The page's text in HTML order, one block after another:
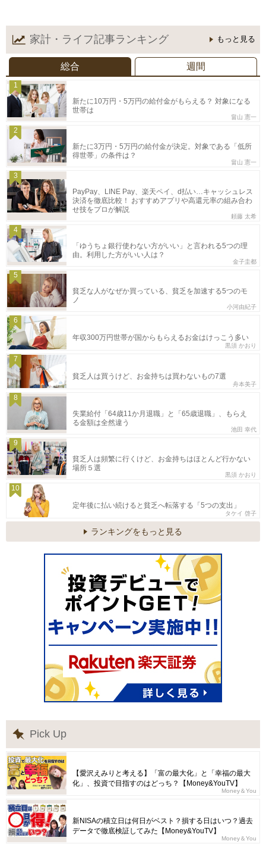
家計・ライフ記事ランキング もっと見る
総合 週間
1
新たに10万円・5万円の給付金がもらえる？ 対象になる
世帯は
畠山 憲一
2
新たに3万円・5万円の給付金が決定。対象である「低所
得世帯」の条件は？
畠山 憲一
3
PayPay、LINE Pay、楽天ペイ、d払い…キャッシュレス
決済を徹底比較！ おすすめアプリや高還元率の組み合わ
せ技をプロが解説
頼藤 太希
4
「ゆうちょ銀行使わない方がいい」と言われる5つの理
由。利用した方がいい人は？
金子圭都
5
貧乏な人がなぜか買っている、貧乏を加速する5つのモ
ノ
小河由紀子
6
年収300万円世帯が国からもらえるお金はけっこう多い
黒須 かおり
7
貧乏人は買うけど、お金持ちは買わないもの7選
舟本美子
8
失業給付「64歳11か月退職」と「65歳退職」、もらえ
る金額は全然違う
池田 幸代
9
貧乏人は頻繁に行くけど、お金持ちはほとんど行かない
場所５選
黒須 かおり
10
定年後に払い続けると貧乏へ転落する「5つの支出」
タケイ 啓子
ランキングをもっと見る
Pick Up
【愛沢えみりと考える】「富の最大化」と「幸福の最大
化」、投資で目指すのはどっち？【Money&YouTV】
Money＆You
新NISAの積立日は何日がベスト？損する日はいつ？過去
データで徹底検証してみた【Money&YouTV】
Money＆You